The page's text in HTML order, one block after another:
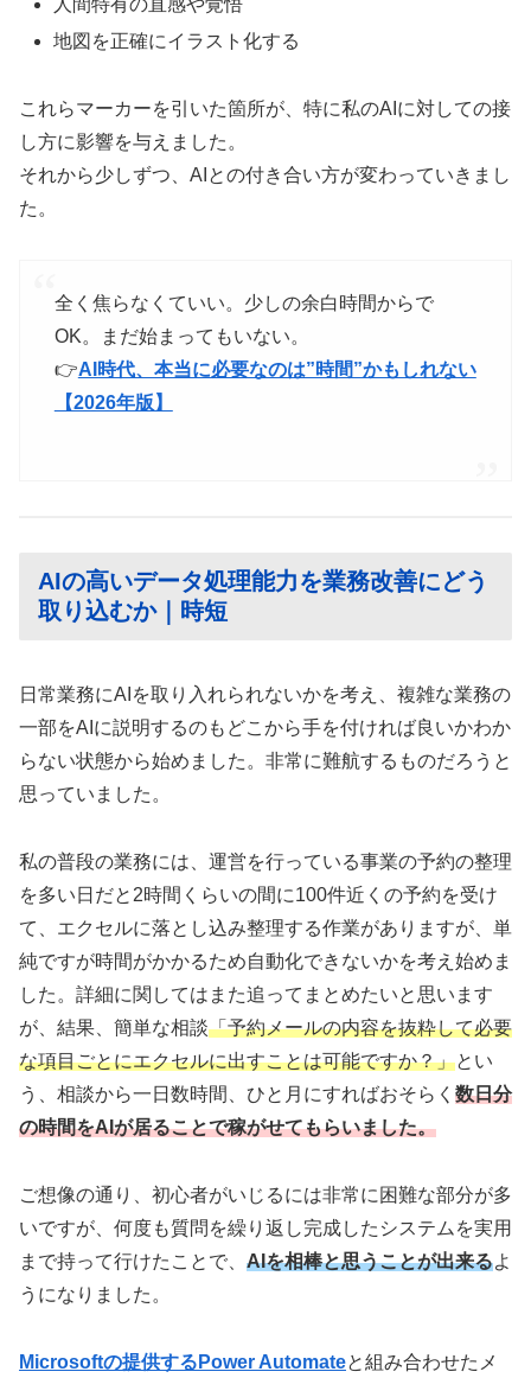
人間特有の直感や覚悟
地図を正確にイラスト化する
これらマーカーを引いた箇所が、特に私のAIに対しての接
し方に影響を与えました。
それから少しずつ、AIとの付き合い方が変わっていきまし
た。
全く焦らなくていい。少しの余白時間からで
OK。まだ始まってもいない。
👉AI時代、本当に必要なのは”時間”かもしれない
【2026年版】
AIの高いデータ処理能力を業務改善にどう
取り込むか｜時短
日常業務にAIを取り入れられないかを考え、複雑な業務の
一部をAIに説明するのもどこから手を付ければ良いかわか
らない状態から始めました。非常に難航するものだろうと
思っていました。
私の普段の業務には、運営を行っている事業の予約の整理
を多い日だと2時間くらいの間に100件近くの予約を受け
て、エクセルに落とし込み整理する作業がありますが、単
純ですが時間がかかるため自動化できないかを考え始めま
した。詳細に関してはまた追ってまとめたいと思います
が、結果、簡単な相談「予約メールの内容を抜粋して必要
な項目ごとにエクセルに出すことは可能ですか？」とい
う、相談から一日数時間、ひと月にすればおそらく 数日分
の時間をAIが居ることで稼がせてもらいました。
ご想像の通り、初心者がいじるには非常に困難な部分が多
いですが、何度も質問を繰り返し完成したシステムを実用
まで持って行けたことで、 AIを相棒と思うことが出来るよ
うになりました。
Microsoftの提供するPower Automateと組み合わせたメ